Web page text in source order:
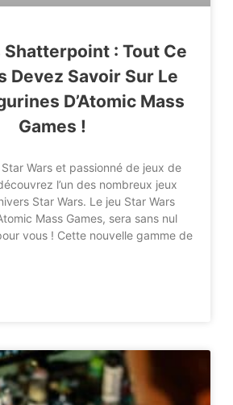
Shatterpoint : Tout Ce
Devez Savoir Sur Le
D’Atomic Mass
Games !
Wars et passionné de jeux de
l’un des nombreux jeux
Star Wars. Le jeu Star Wars
Mass Games, sera sans nul
vous ! Cette nouvelle gamme de